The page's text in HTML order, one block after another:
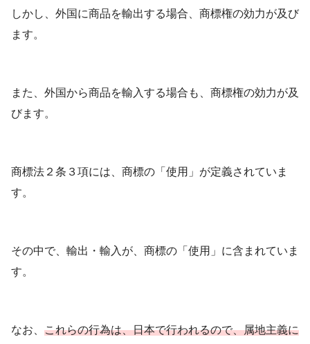
しかし、外国に商品を輸出する場合、商標権の効力が及び
ます。
また、外国から商品を輸入する場合も、商標権の効力が及
びます。
商標法２条３項には、商標の「使用」が定義されていま
す。
その中で、輸出・輸入が、商標の「使用」に含まれていま
す。
なお、 これらの行為は、日本で行われるので、属地主義に